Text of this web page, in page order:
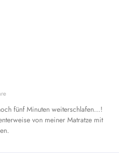
fünf Minuten weiterschlafen…!
von meiner Matratze mit